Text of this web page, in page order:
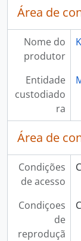
Área de
Nome do
produtor
Entidade
custodiado
ra
Área de
Condições
de acesso
Condiçoes
de
reproduçã